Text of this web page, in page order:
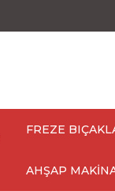
FREZE
AHŞAP